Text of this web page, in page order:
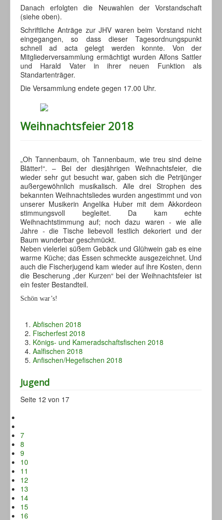
Danach erfolgten die Neuwahlen der Vorstandschaft
(siehe oben).
Schriftliche Anträge zur JHV waren beim Vorstand nicht
eingegangen, so dass dieser Tagesordnungspunkt
schnell ad acta gelegt werden konnte. Von der
Mitgliederversammlung ermächtigt wurden Alfons Sattler
und Harald Vater in ihrer neuen Funktion als
Standartenträger.
Die Versammlung endete gegen 17.00 Uhr.
Weihnachtsfeier 2018
„Oh Tannenbaum, oh Tannenbaum, wie treu sind deine
Blätter!“. – Bei der diesjährigen Weihnachtsfeier, die
wieder sehr gut besucht war, gaben sich die Petrijünger
außergewöhnlich musikalisch. Alle drei Strophen des
bekannten Weihnachtsliedes wurden angestimmt und von
unserer Musikerin Angelika Huber mit dem Akkordeon
stimmungsvoll begleitet. Da kam echte
Weihnachtstimmung auf; noch dazu waren - wie alle
Jahre - die Tische liebevoll festlich dekoriert und der
Baum wunderbar geschmückt.
Neben vielerlei süßem Gebäck und Glühwein gab es eine
warme Küche; das Essen schmeckte ausgezeichnet. Und
auch die Fischerjugend kam wieder auf ihre Kosten, denn
die Bescherung „der Kurzen“ bei der Weihnachtsfeier ist
ein fester Bestandteil.
Schön war’s!
Abfischen 2018
Fischerfest 2018
Königs- und Kameradschaftsfischen 2018
Aalfischen 2018
Anfischen/Hegefischen 2018
Jugend
Seite 12 von 17
7
8
9
10
11
12
13
14
15
16